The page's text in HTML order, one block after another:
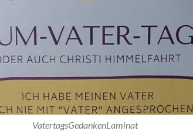
VatertagsGedankenLaminat